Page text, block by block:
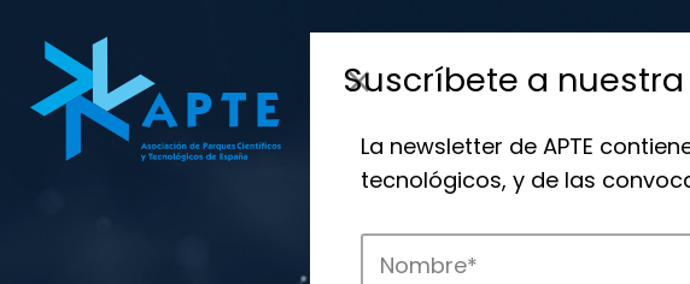
Suscríbete a
La newsletter de APTE
tecnológicos, y de las